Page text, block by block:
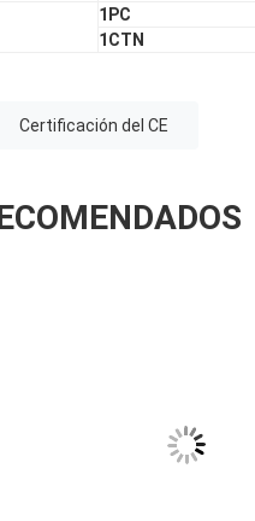
1PC
1CTN
Certificación del CE